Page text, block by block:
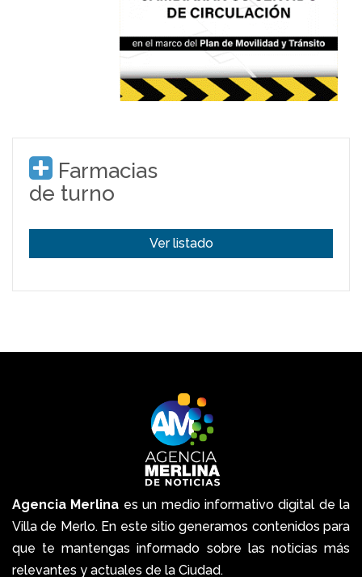
Farmacias
de turno
Ver listado
Agencia Merlina es un medio informativo digital de la
Villa de Merlo. En este sitio generamos contenidos para
que te mantengas informado sobre las noticias más
relevantes y actuales de la Ciudad.